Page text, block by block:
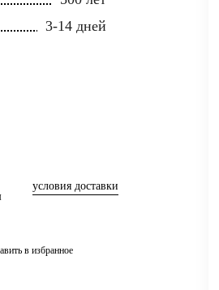
3-14 дней
условия доставки
в избранное